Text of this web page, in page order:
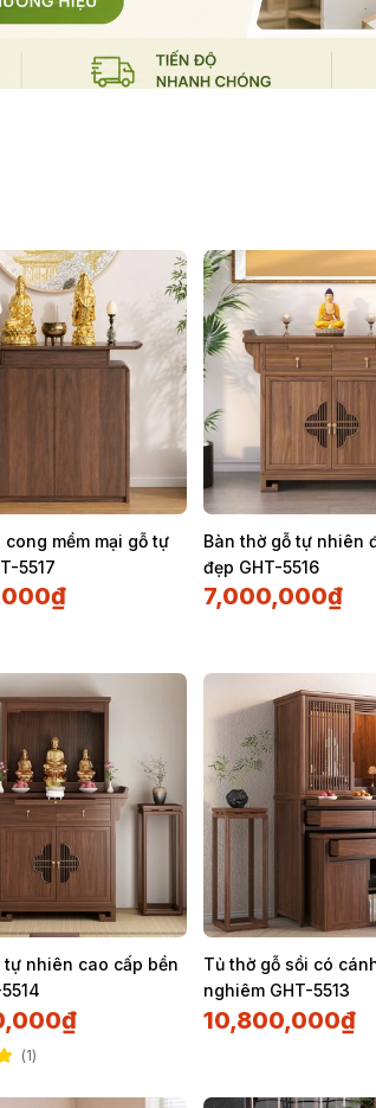
cong mềm mại gỗ tự
5517
₫
Bàn thờ gỗ tự nhiên
đẹp GHT-5516
7,000,000₫
tự nhiên cao cấp bền
₫
1
Tủ thờ gỗ sồi có
nghiêm GHT-5513
10,800,000₫